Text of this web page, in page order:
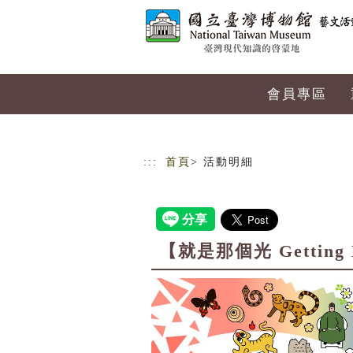
會員專區
::: 首頁 > 活動明細
【就是那個光